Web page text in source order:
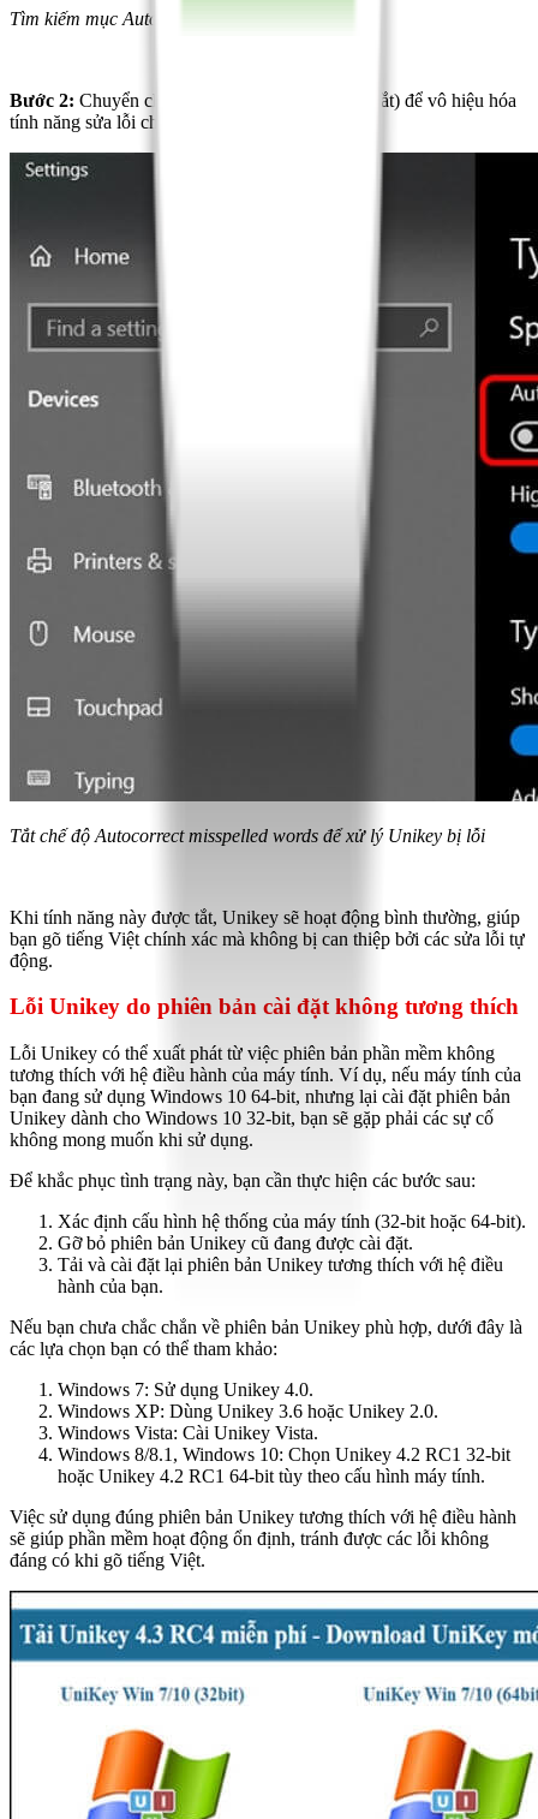
Tìm kiếm mục Autocorrect misspelled words
Bước 2: Chuyển chế độ từ On (Bật) sang Off (Tắt) để vô hiệu hóa
tính năng sửa lỗi chính tả tự động.
Tắt chế độ Autocorrect misspelled words để xử lý Unikey bị lỗi
Khi tính năng này được tắt, Unikey sẽ hoạt động bình thường, giúp
bạn gõ tiếng Việt chính xác mà không bị can thiệp bởi các sửa lỗi tự
động.
Lỗi Unikey do phiên bản cài đặt không tương thích
Lỗi Unikey có thể xuất phát từ việc phiên bản phần mềm không
tương thích với hệ điều hành của máy tính. Ví dụ, nếu máy tính của
bạn đang sử dụng Windows 10 64-bit, nhưng lại cài đặt phiên bản
Unikey dành cho Windows 10 32-bit, bạn sẽ gặp phải các sự cố
không mong muốn khi sử dụng.
Để khắc phục tình trạng này, bạn cần thực hiện các bước sau:
Xác định cấu hình hệ thống của máy tính (32-bit hoặc 64-bit).
Gỡ bỏ phiên bản Unikey cũ đang được cài đặt.
Tải và cài đặt lại phiên bản Unikey tương thích với hệ điều
hành của bạn.
Nếu bạn chưa chắc chắn về phiên bản Unikey phù hợp, dưới đây là
các lựa chọn bạn có thể tham khảo:
Windows 7: Sử dụng Unikey 4.0.
Windows XP: Dùng Unikey 3.6 hoặc Unikey 2.0.
Windows Vista: Cài Unikey Vista.
Windows 8/8.1, Windows 10: Chọn Unikey 4.2 RC1 32-bit
hoặc Unikey 4.2 RC1 64-bit tùy theo cấu hình máy tính.
Việc sử dụng đúng phiên bản Unikey tương thích với hệ điều hành
sẽ giúp phần mềm hoạt động ổn định, tránh được các lỗi không
đáng có khi gõ tiếng Việt.